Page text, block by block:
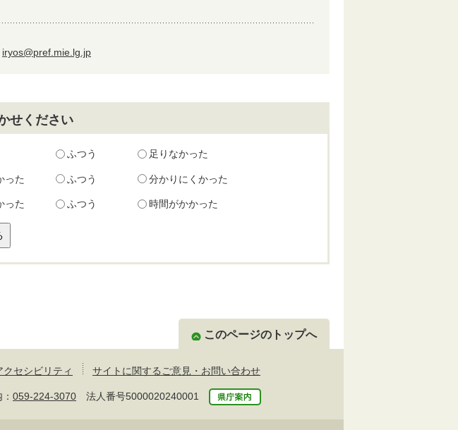
iryos@pref.mie.lg.jp
せください
ふつう 足りなかった
った ふつう 分かりにくかった
った ふつう 時間がかかった
このページのトップへ
クセシビリティ サイトに関するご意見・お問い合わせ
059-224-3070 法人番号5000020240001